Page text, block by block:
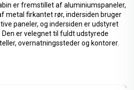
er fremstillet af aluminiumspaneler,
metal firkantet rør, indersiden bruger
paneler, og indersiden er udstyret
er velegnet til fuldt udstyrede
overnatningssteder og kontorer.